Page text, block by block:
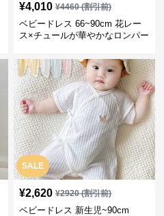
¥4,010 ¥4460(割引前)
ベビードレス 66~90cm 花レー
ス×チュールが華やかなロンパー
SALE
¥2,620 ¥2920(割引前)
ベビードレス 新生児~90cm